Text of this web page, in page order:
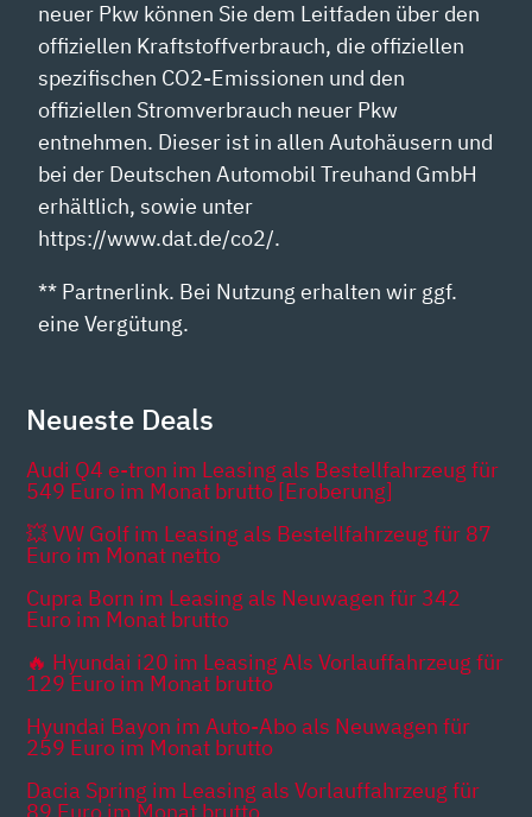
neuer Pkw können Sie dem Leitfaden über den
offiziellen Kraftstoffverbrauch, die offiziellen
spezifischen CO2-Emissionen und den
offiziellen Stromverbrauch neuer Pkw
entnehmen. Dieser ist in allen Autohäusern und
bei der Deutschen Automobil Treuhand GmbH
erhältlich, sowie unter
https://www.dat.de/co2/.
** Partnerlink. Bei Nutzung erhalten wir ggf.
eine Vergütung.
Neueste Deals
Audi Q4 e-tron im Leasing als Bestellfahrzeug für
549 Euro im Monat brutto [Eroberung]
💥 VW Golf im Leasing als Bestellfahrzeug für 87
Euro im Monat netto
Cupra Born im Leasing als Neuwagen für 342
Euro im Monat brutto
🔥 Hyundai i20 im Leasing Als Vorlauffahrzeug für
129 Euro im Monat brutto
Hyundai Bayon im Auto-Abo als Neuwagen für
259 Euro im Monat brutto
Dacia Spring im Leasing als Vorlauffahrzeug für
89 Euro im Monat brutto